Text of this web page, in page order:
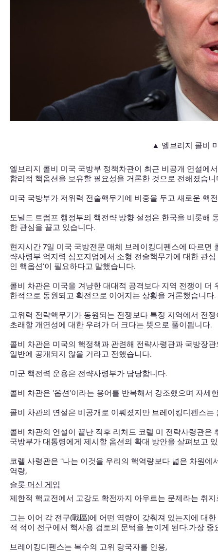
▲ 엘브리지 콜비
엘브리지 콜비 미국 국방부 정책차관이 최근 비공개 연설에
합리적 핵옵션을 보유할 필요성을 거론한 것으로 전해졌습니
미국 국방부가 저위력 전술핵무기에 비중을 두고 새로운 핵
도널드 트럼프 행정부의 핵전략 방향 설정은 한국을 비롯해
한 관심을 끌고 있습니다.
현지시간 7일 미국 국방전문 매체 브레이킹디펜스에 따르
략사령부 억지력 심포지엄에서 소형 전술핵무기에 대한 관
인 핵옵션'이 필요하다고 말했습니다.
콜비 차관은 미국을 겨냥한 대대적 공격보다 지역 전쟁이
한적으로 동원되고 확전으로 이어지는 상황을 거론했습니다.
고위력 전략핵무기가 동원되는 전쟁보다 특정 지역에서 전
초래할 개연성에 대한 우려가 더 크다는 뜻으로 풀이됩니다.
콜비 차관은 미국의 핵정책과 관련해 전략사령관과 국방장
일반에 공개되지 않을 거라고 전했습니다.
미군 핵전력 운용은 전략사령부가 담당합니다.
콜비 차관은 '옵션'이라는 용어를 반복해서 강조했으며 자세
콜비 차관의 연설은 비공개로 이뤄졌지만 브레이킹디펜스
콜비 차관의 연설이 끝난 직후 리처드 코렐 미 전략사령관
국방부가 대통령에게 제시할 옵션의 확대 방안을 살펴보고
코렐 사령관은 "나는 이것을 우리의 핵역량보다 넓은 차원
역량,
슬롯 머신 게임
제한적 핵교전에서 고강도 확전까지 아우르는 문제라는 취
그는 이어 각 전구(戰區)에 어떤 역량이 갖춰져 있는지에 대
적 적이 전구에서 핵사용 검토의 문턱을 높이게 된다.가장
브레이킹디펜스는 복수의 고위 당국자를 인용,